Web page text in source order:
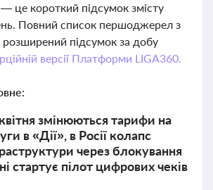
це короткий підсумок змісту
Повний список першоджерел з
підсумок за добу
версії Платформи LIGA360.
змінюються тарифи на
в «Дії», в Росії колапс
через блокування
стартує пілот цифрових чеків